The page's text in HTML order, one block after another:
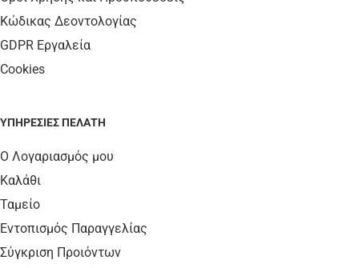
Κώδικας Δεοντολογίας
GDPR Εργαλεία
Cookies
ΥΠΗΡΕΣΊΕΣ ΠΕΛΆΤΗ
Ο Λογαριασμός μου
Καλάθι
Ταμείο
Εντοπισμός Παραγγελίας
Σύγκριση Προιόντων